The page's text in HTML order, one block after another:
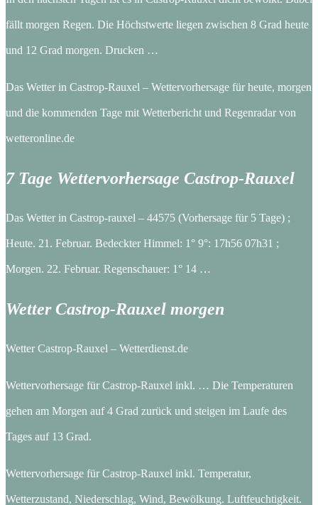
fällt morgen Regen. Die Höchstwerte liegen zwischen 8 Grad heute
und 12 Grad morgen. Drucken …
Das Wetter in Castrop-Rauxel – Wettervorhersage für heute, morgen
und die kommenden Tage mit Wetterbericht und Regenradar von
wetteronline.de
7 Tage Wettervorhersage Castrop-Rauxel
Das Wetter in Castrop-rauxel – 44575 (Vorhersage für 5 Tage) ;
Heute. 21. Februar. Bedeckter Himmel: 1° 9°: 17h56 07h31 ;
Morgen. 22. Februar. Regenschauer: 1° 14 …
Wetter Castrop-Rauxel morgen
Wetter Castrop-Rauxel – Wetterdienst.de
Wettervorhersage für Castrop-Rauxel inkl. … Die Temperaturen
gehen am Morgen auf 4 Grad zurück und steigen im Laufe des
Tages auf 13 Grad.
Wettervorhersage für Castrop-Rauxel inkl. Temperatur,
Wetterzustand, Niederschlag, Wind, Bewölkung. Luftfeuchtigkeit.